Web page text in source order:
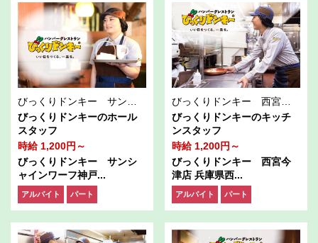
びっくりドンキー サンシャインワーフ神戸店
びっくりドンキーのホール
スタッフ
時給 1,200円～
びっくりドンキー サンシ
ャインワーフ神戸...
アルバイト パート
びっくりドンキー 西宮今津店
びっくりドンキーのキッチ
ンスタッフ
時給 1,200円～
びっくりドンキー 西宮今
津店 兵庫県西...
アルバイト パート